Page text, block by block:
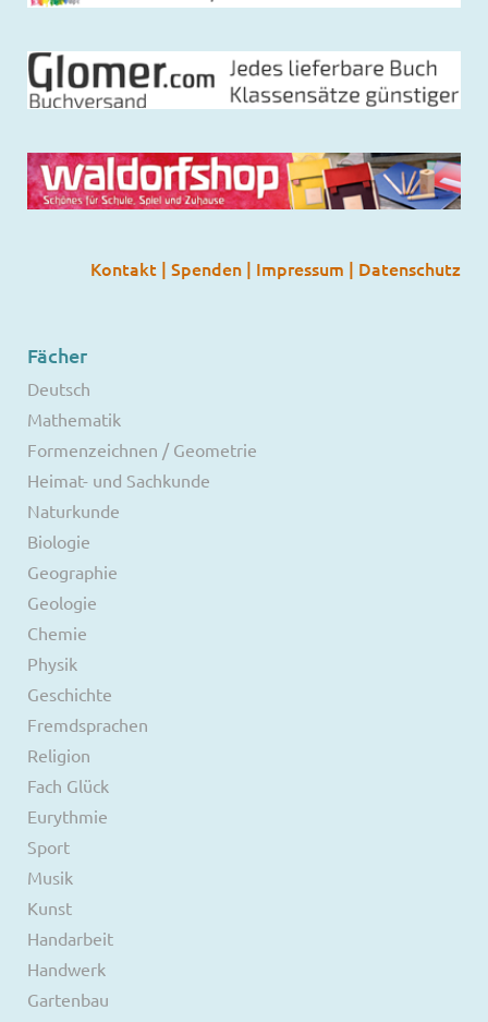
Kontakt | Spenden | Impressum | Datenschutz
Fächer
Deutsch
Mathematik
Formenzeichnen / Geometrie
Heimat- und Sachkunde
Naturkunde
Biologie
Geographie
Geologie
Chemie
Physik
Geschichte
Fremdsprachen
Religion
Fach Glück
Eurythmie
Sport
Musik
Kunst
Handarbeit
Handwerk
Gartenbau